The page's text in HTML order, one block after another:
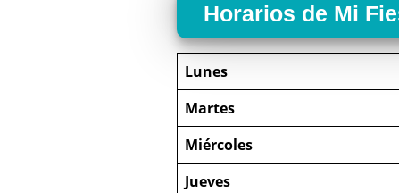
Horarios de Mi
Lunes
Martes
Miércoles
Jueves